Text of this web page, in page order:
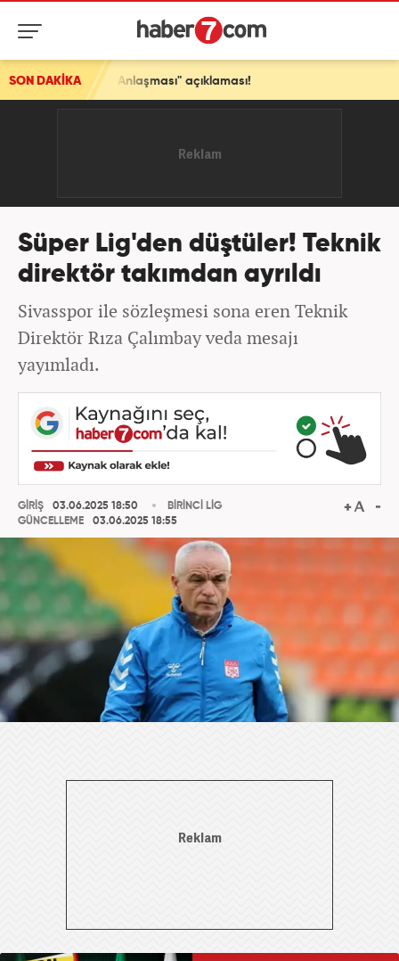
SON DAKİKAaçıklaması!
Süper Lig'den düştüler! Teknik
direktör takımdan ayrıldı
Sivasspor ile sözleşmesi sona eren Teknik
Direktör Rıza Çalımbay veda mesajı
yayımladı.
GİRİŞ
03.06.2025 18:50
GÜNCELLEME
03.06.2025 18:55
BİRİNCİ LİG